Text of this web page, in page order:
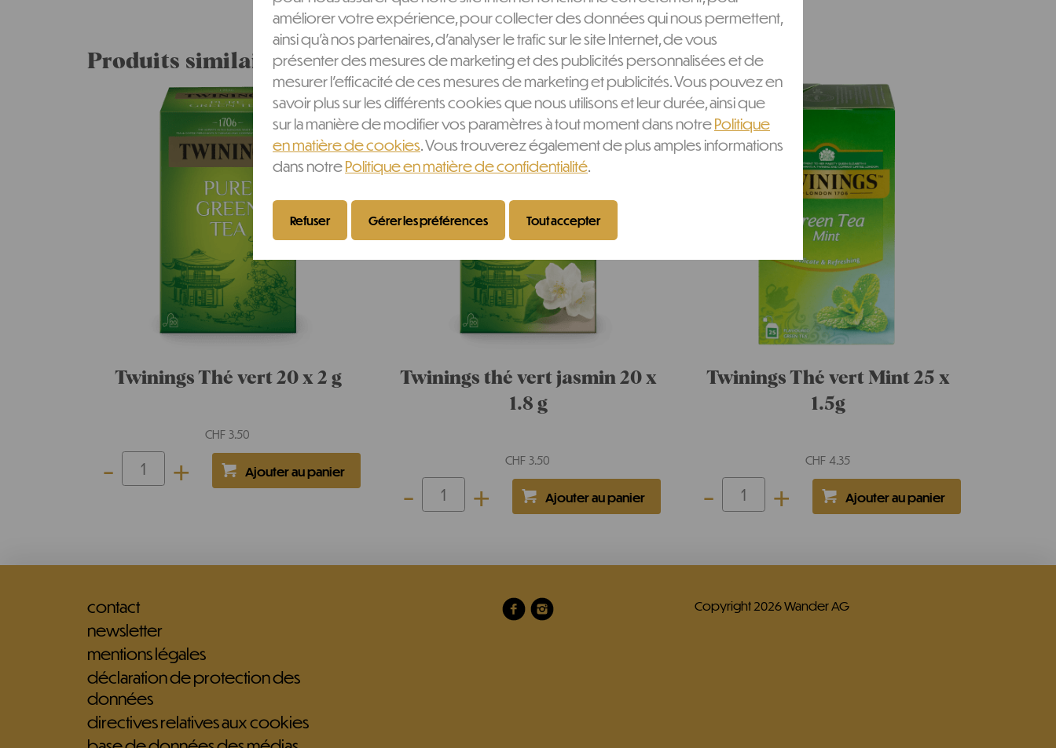
Produits similaires
Twinings Thé vert 20 x 2 g
CHF 3.50
- +
Twinings thé vert jasmin 20 x
1.8 g
CHF 3.50
- +
Twinings Thé vert Mint 25 x
1.5g
CHF4.35
- +
contact
newsletter
mentions légales
déclaration de protection des
données
directives relatives aux cookies
Copyright 2026 Wander AG
améliorer votre expérience, pour collecter des données qui nous permettent,
ainsi qu'à nos partenaires, d'analyser le trafic sur le site Internet, de vous
présenter des mesures de marketing et des publicités personnalisées et de
mesurer l'efficacité de ces mesures de marketing et publicités. Vous pouvez en
savoir plus sur les différents cookies que nous utilisons et leur durée, ainsi que
sur la manière de modifier vos paramètres à tout moment dans notrePolitique
en matière de cookies. Vous trouverez également de plus amples informations
dans notrePolitique en matière de confidentialité.
Refuser Gérer les préférences Tout accepter